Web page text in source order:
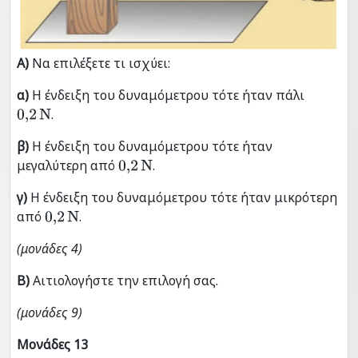
Α) Να επιλέξετε τι ισχύει:
α) Η ένδειξη του δυναμόμετρου τότε ήταν πάλι
0,2N .
β) Η ένδειξη του δυναμόμετρου τότε ήταν
μεγαλύτερη από0,2N .
γ) Η ένδειξη του δυναμόμετρου τότε ήταν μικρότερη
από0,2N .
(μονάδες 4)
Β)Αιτιολογήστε την επιλογή σας.
(μονάδες 9)
Μονάδες 13